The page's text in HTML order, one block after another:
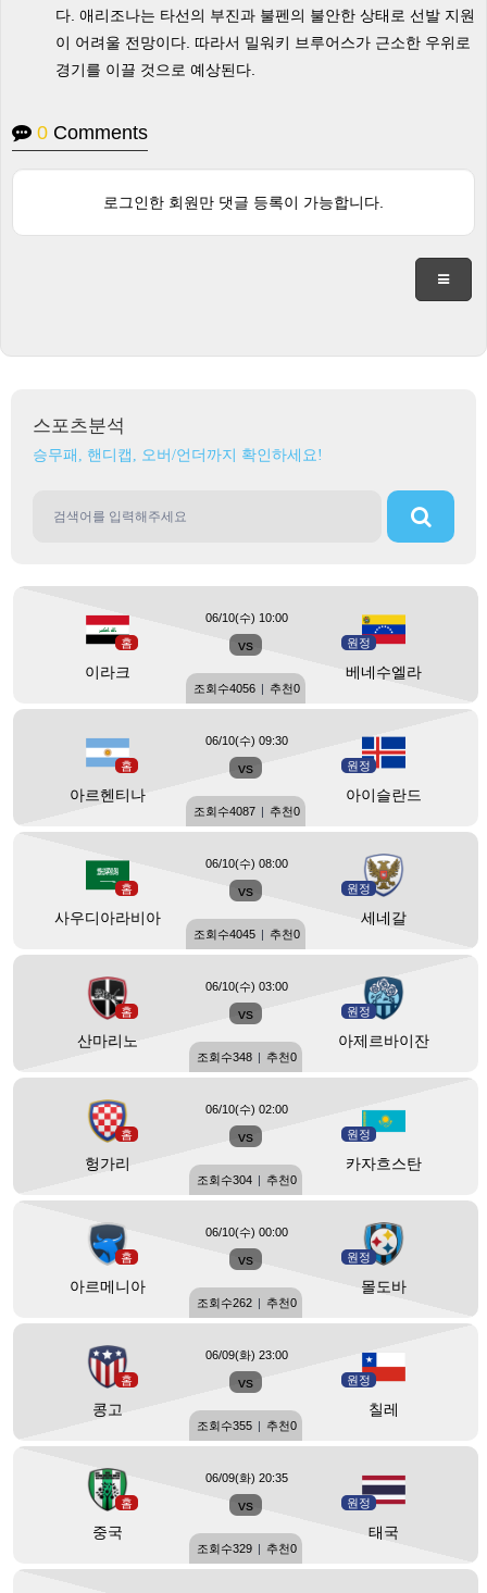
다. 애리조나는 타선의 부진과 불펜의 불안한 상태로 선발 지원
이 어려울 전망이다. 따라서 밀워키 브루어스가 근소한 우위로
경기를 이끌 것으로 예상된다.
0 Comments
로그인한 회원만 댓글 등록이 가능합니다.
스포츠분석
승무패, 핸디캡, 오버/언더까지 확인하세요!
홈
이라크
vs 원정
베네수엘라
06/10(수) 10:00
조회수4056 | 추천0
홈
아르헨티나
vs 원정
아이슬란드
06/10(수) 09:30
조회수4087 | 추천0
홈
사우디아라비아
vs 원정
세네갈
06/10(수) 08:00
조회수4045 | 추천0
홈
산마리노
vs 원정
아제르바이잔
06/10(수) 03:00
조회수348 | 추천0
홈
헝가리
vs 원정
카자흐스탄
06/10(수) 02:00
조회수304 | 추천0
홈
아르메니아
vs 원정
몰도바
06/10(수) 00:00
조회수262 | 추천0
홈
콩고
vs 원정
칠레
06/09(화) 23:00
조회수355 | 추천0
홈
중국
vs 원정
태국
06/09(화) 20:35
조회수329 | 추천0